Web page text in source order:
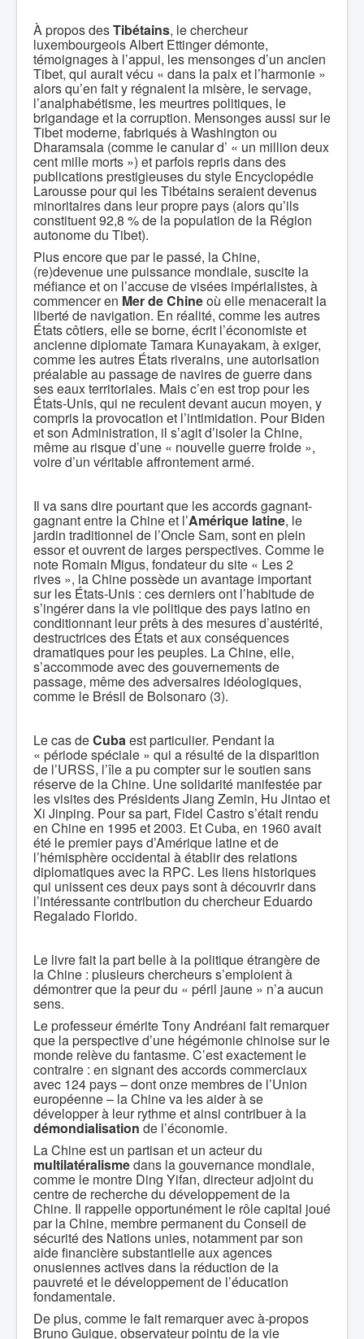
À propos desTibétains, le chercheur
luxembourgeois Albert Ettinger démonte,
témoignages à l’appui, les mensonges d’un ancien
Tibet, qui aurait vécu « dans la paix et l’harmonie »
alors qu’en fait y régnaient la misère, le servage,
l’analphabétisme, les meurtres politiques, le
brigandage et la corruption. Mensonges aussi sur le
Tibet moderne, fabriqués à Washington ou
Dharamsala (comme le canular d’ « un million deux
cent mille morts ») et parfois repris dans des
publications prestigieuses du style Encyclopédie
Larousse pour qui les Tibétains seraient devenus
minoritaires dans leur propre pays (alors qu’ils
constituent 92,8 % de la population de la Région
autonome du Tibet).
Plus encore que par le passé, la Chine,
(re)devenue une puissance mondiale, suscite la
méfiance et on l’accuse de visées impérialistes, à
commencer en Mer de Chineoù elle menacerait la
liberté de navigation. En réalité, comme les autres
États côtiers, elle se borne, écrit l’économiste et
ancienne diplomate Tamara Kunayakam, à exiger,
comme les autres États riverains, une autorisation
préalable au passage de navires de guerre dans
ses eaux territoriales. Mais c’en est trop pour les
États-Unis, qui ne reculent devant aucun moyen, y
compris la provocation et l’intimidation. Pour Biden
et son Administration, il s’agit d’isoler la Chine,
même au risque d’une « nouvelle guerre froide »,
voire d’un véritable affrontement armé.
Il va sans dire pourtant que les accords gagnant-
gagnant entre la Chine et l’Amérique latine, le
jardin traditionnel de l’Oncle Sam, sont en plein
essor et ouvrent de larges perspectives. Comme le
note Romain Migus, fondateur du site « Les 2
rives », la Chine possède un avantage important
sur les États-Unis : ces derniers ont l’habitude de
s’ingérer dans la vie politique des pays latino en
conditionnant leur prêts à des mesures d’austérité,
destructrices des États et aux conséquences
dramatiques pour les peuples. La Chine, elle,
s’accommode avec des gouvernements de
passage, même des adversaires idéologiques,
comme le Brésil de Bolsonaro (3).
Le cas deCubaest particulier. Pendant la
« période spéciale » qui a résulté de la disparition
de l’URSS, l’île a pu compter sur le soutien sans
réserve de la Chine. Une solidarité manifestée par
les visites des Présidents Jiang Zemin, Hu Jintao et
Xi Jinping. Pour sa part, Fidel Castro s’était rendu
en Chine en 1995 et 2003. Et Cuba, en 1960 avait
été le premier pays d’Amérique latine et de
l’hémisphère occidental à établir des relations
diplomatiques avec la RPC. Les liens historiques
qui unissent ces deux pays sont à découvrir dans
l’intéressante contribution du chercheur Eduardo
Regalado Florido.
Le livre fait la part belle à la politique étrangère de
la Chine : plusieurs chercheurs s’emploient à
démontrer que la peur du « péril jaune » n’a aucun
sens.
Le professeur émérite Tony Andréani fait remarquer
que la perspective d’une hégémonie chinoise sur le
monde relève du fantasme. C’est exactement le
contraire : en signant des accords commerciaux
avec 124 pays – dont onze membres de l’Union
européenne – la Chine va les aider à se
développer à leur rythme et ainsi contribuer à la
démondialisationde l’économie.
La Chine est un partisan et un acteur du
multilatéralismedans la gouvernance mondiale,
comme le montre Ding Yifan, directeur adjoint du
centre de recherche du développement de la
Chine. Il rappelle opportunément le rôle capital joué
par la Chine, membre permanent du Conseil de
sécurité des Nations unies, notamment par son
aide financière substantielle aux agences
onusiennes actives dans la réduction de la
pauvreté et le développement de l’éducation
fondamentale.
De plus, comme le fait remarquer avec à-propos
Bruno Guigue, observateur pointu de la vie